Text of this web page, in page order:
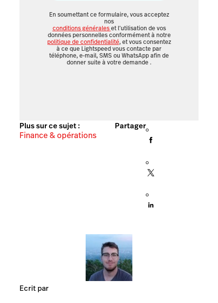
En soumettant ce formulaire, vous acceptez
nos
conditions généraleset l’utilisation de vos
données personnelles conformément à notre
politique de confidentialité, et vous consentez
à ce que Lightspeed vous contacte par
téléphone, e-mail, SMS ou WhatsApp afin de
donner suite à votre demande .
Plus sur ce sujet :
Finance & opérations
Partager
Ecrit par